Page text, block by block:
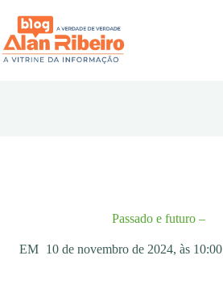
para
conteúdo
Passado e futuro –
EM 10 de novembro de 2024, às 10:00